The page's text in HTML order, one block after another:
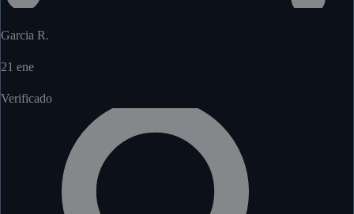
Garcia R.
21 ene
Verificado